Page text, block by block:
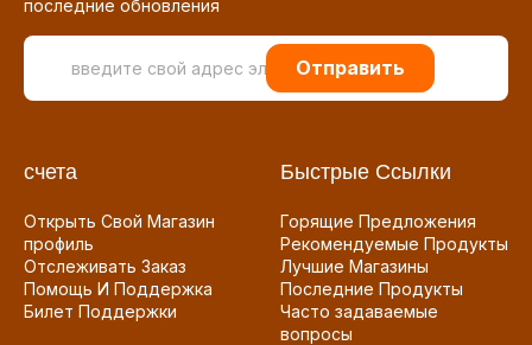
последние обновления
Отправить
счета
Открыть Свой Магазин
профиль
Отслеживать Заказ
Помощь И Поддержка
Билет Поддержки
Быстрые Ссылки
Горящие Предложения
Рекомендуемые Продукты
Лучшие Магазины
Последние Продукты
Часто задаваемые
вопросы